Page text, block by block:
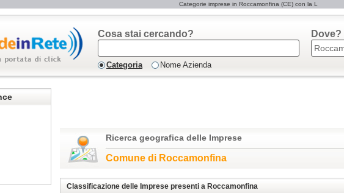
Categorie imprese in Roccamonfina (CE) con la L
Cosa stai cercando?
Categoria Nome Azienda
Dove?
Ricerca geografica delle Imprese
Comune di Roccamonfina
Classificazione delle Imprese presenti a Roccamonfina